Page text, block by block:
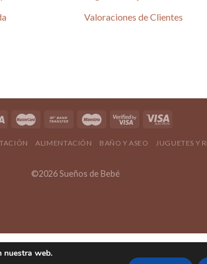
Valoraciones de Clientes
ALIMENTACIÓN BAÑO Y ASEO JUGUETES Y
©2026 Sueños de Bebé
nuestra web.